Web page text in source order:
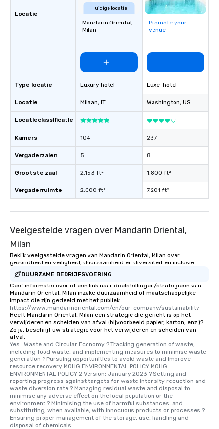
Locatie
Type locatie
Locatie
Locatieclassificatie
Kamers
Vergaderzalen
Grootste zaal
Vergaderruimte
Huidige locatie
Mandarin Oriental,
Milan
Luxury hotel
Milaan, IT
104
5
2.153 ft²
2.000 ft²
Promote your
venue
Luxe-hotel
Washington, US
237
8
1.800 ft²
7.201 ft²
Veelgestelde vragen over Mandarin Oriental,
Milan
Bekijk veelgestelde vragen van Mandarin Oriental, Milan over
gezondheid en veiligheid, duurzaamheid en diversiteit en inclusie.
DUURZAME BEDRIJFSVOERING
Geef informatie over of een link naar doelstellingen/strategieën van
Mandarin Oriental, Milan inzake duurzaamheid of maatschappelijke
impact die zijn gedeeld met het publiek.
https://www.mandarinoriental.com/en/our-company/sustainability
Heeft Mandarin Oriental, Milan een strategie die gericht is op het
verwijderen en scheiden van afval (bijvoorbeeld papier, karton, enz.)?
Zo ja, beschrijf uw strategie voor het verwijderen en scheiden van
afval.
Yes : Waste and Circular Economy ? Tracking generation of waste,
including food waste, and implementing measures to minimise waste
generation ? Pursuing opportunities to avoid waste and improve
resource recovery MOHG ENVIRONMENTAL POLICY MOHG
ENVIRONMENTAL POLICY 2 Version: January 2023 ? Setting and
reporting progress against targets for waste intensity reduction and
waste diversion rate ? Managing residual waste and disposal to
minimise any adverse effect on the local population or the
environment ? Minimising the use of harmful substances, and
substituting, when available, with innocuous products or processes ?
Ensuring proper management of the storage, use, handling and
disposal of chemicals